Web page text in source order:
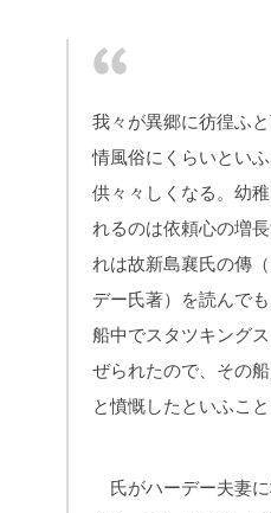
我々が異郷に彷徨ふ
情風俗にくらいとい
供々々しくなる。幼
れるのは依頼心の増
れは故新島襄氏の傳
デー氏著）を読んで
船中でスタツキング
ぜられたので、その
と憤慨したといふこと
氏がハーデー夫妻